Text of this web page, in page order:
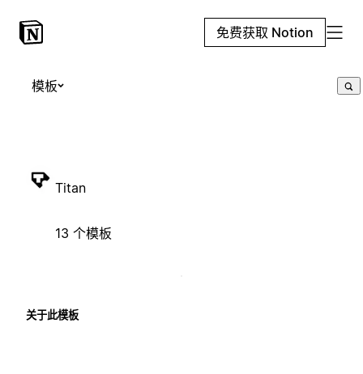
免费获取 Notion
模板
Titan
13 个模板
关于此模板